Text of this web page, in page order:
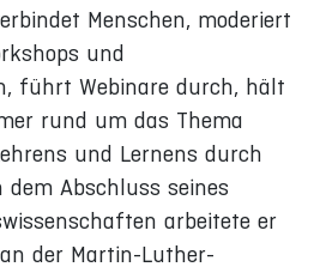
Menschen, moderiert
und
führt Webinare durch, hält
rund um das Thema
und Lernens durch
dem Abschluss seines
arbeitete er
der Martin-Luther-